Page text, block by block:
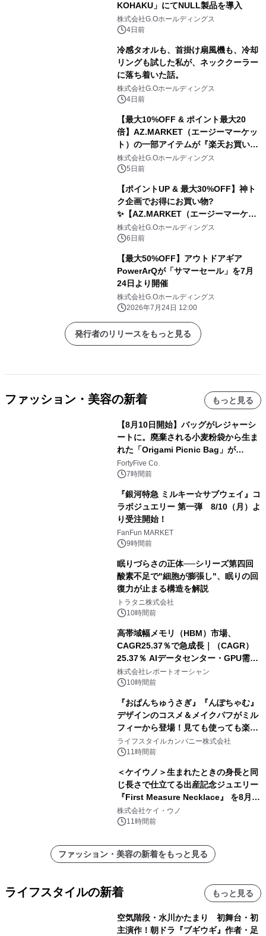
KOHAKU」にてNULL製品を導入
株式会社G.Oホールディングス
4日前
冷感タオルも、首掛け扇風機も、冷却
リングも試した私が、ネッククーラー
に落ち着いた話。
株式会社G.Oホールディングス
4日前
【最大10%OFF & ポイント最大20
倍】AZ.MARKET（エージーマーケッ
ト）の一部アイテムが『楽天お買い物
マラソン』でお得に！
株式会社G.Oホールディングス
5日前
【ポイントUP & 最大30%OFF】神ト
ク企画でお得にお買い物?️
✨【AZ.MARKET（エージーマーケッ
ト）】
株式会社G.Oホールディングス
6日前
【最大50%OFF】アウトドアギア
PowerArQが「サマーセール」を7月
24日より開催
株式会社G.Oホールディングス
2026年7月24日 12:00
発行者のリリースをもっと見る
ファッション・美容の新着 もっと見る
【8月10日開始】バッグがレジャーシ
ートに。廃棄される小麦粉袋から生ま
れた「Origami Picnic Bag」が
Makuakeに登場
FortyFive Co.
7時間前
『銀河特急 ミルキー☆サブウェイ』コ
ラボジュエリー 第一弾 8/10（月）よ
り受注開始！
FanFun MARKET
9時間前
眠りづらさの正体──シリーズ第四回
酸素不足で"細胞が膨張し"、眠りの回
復力が止まる構造を解説
トラタニ株式会社
10時間前
高帯域幅メモリ（HBM）市場、
CAGR25.37％で急成長｜（CAGR）
25.37％ AIデータセンター・GPU需要
拡大が2035年の市場成長を牽引
株式会社レポートオーシャン
10時間前
『おぱんちゅうさぎ』『んぽちゃむ』
デザインのコスメ＆メイクパフがミル
フィーから登場！見ても使っても楽し
い、ポップでキュートなコレクショ
ン。
ライフスタイルカンパニー株式会社
11時間前
＜ケイウノ＞生まれたときの身長と同
じ長さで仕立てる出産記念ジュエリー
『First Measure Necklace』 を8月14
日(金)に発売
株式会社ケイ・ウノ
11時間前
ファッション・美容の新着をもっと見る
ライフスタイルの新着 もっと見る
空気階段・水川かたまり 初舞台・初
主演作！朝ドラ『ブギウギ』作者・足